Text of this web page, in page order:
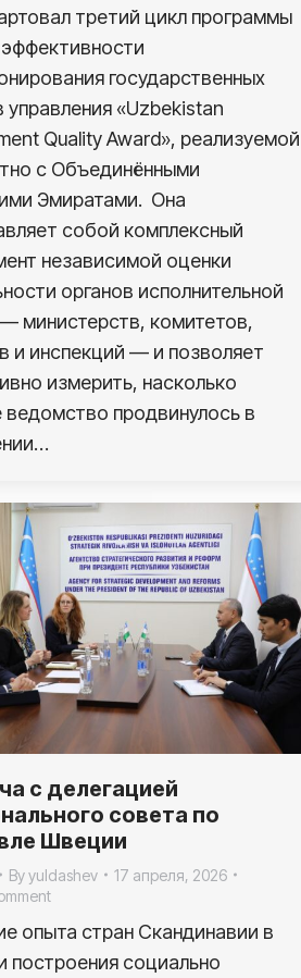
третий цикл программы
государственных
управления «Uzbekistan
Quality Award», реализуемой
с Объединёнными
Эмиратами. Она
собой комплексный
независимой оценки
органов исполнительной
министерств, комитетов,
и инспекций — и позволяет
измерить, насколько
продвинулось в
с делегацией
совета по
Швеции
Byyuldashev
17 апреля, 2026
опыта стран Скандинавии в
построения социально